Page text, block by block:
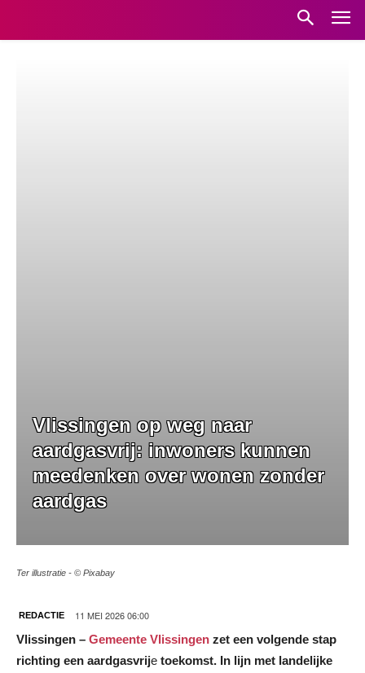
Vlissingen op weg naar
aardgasvrij: inwoners kunnen
meedenken over wonen zonder
aardgas
Ter illustratie - © Pixabay
REDACTIE 11 MEI 2026 06:00
Vlissingen – Gemeente Vlissingen zet een volgende stap
richting een aardgasvrije toekomst. In lijn met landelijke